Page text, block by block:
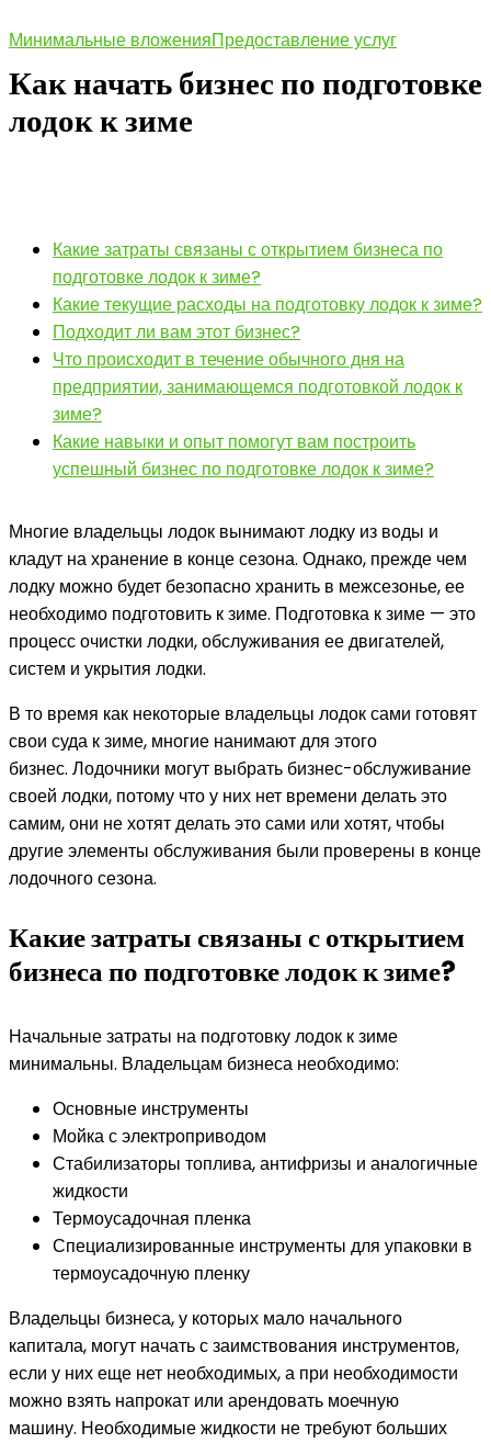
Минимальные вложенияПредоставление услуг
Как начать бизнес по подготовке
лодок к зиме
Какие затраты связаны с открытием бизнеса по
подготовке лодок к зиме?
Какие текущие расходы на подготовку лодок к зиме?
Подходит ли вам этот бизнес?
Что происходит в течение обычного дня на
предприятии, занимающемся подготовкой лодок к
зиме?
Какие навыки и опыт помогут вам построить
успешный бизнес по подготовке лодок к зиме?
Многие владельцы лодок вынимают лодку из воды и
кладут на хранение в конце сезона. Однако, прежде чем
лодку можно будет безопасно хранить в межсезонье, ее
необходимо подготовить к зиме. Подготовка к зиме — это
процесс очистки лодки, обслуживания ее двигателей,
систем и укрытия лодки.
В то время как некоторые владельцы лодок сами готовят
свои суда к зиме, многие нанимают для этого
бизнес. Лодочники могут выбрать бизнес-обслуживание
своей лодки, потому что у них нет времени делать это
самим, они не хотят делать это сами или хотят, чтобы
другие элементы обслуживания были проверены в конце
лодочного сезона.
Какие затраты связаны с открытием
бизнеса по подготовке лодок к зиме?
Начальные затраты на подготовку лодок к зиме
минимальны. Владельцам бизнеса необходимо:
Основные инструменты
Мойка с электроприводом
Стабилизаторы топлива, антифризы и аналогичные
жидкости
Термоусадочная пленка
Специализированные инструменты для упаковки в
термоусадочную пленку
Владельцы бизнеса, у которых мало начального
капитала, могут начать с заимствования инструментов,
если у них еще нет необходимых, а при необходимости
можно взять напрокат или арендовать моечную
машину. Необходимые жидкости не требуют больших